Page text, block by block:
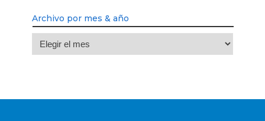
Archivo por mes & año
Archivo
por
año